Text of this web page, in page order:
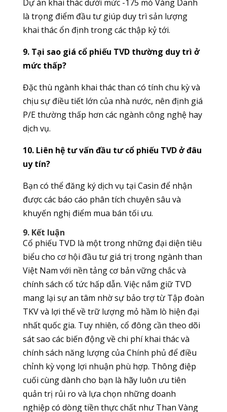
Dự án khai thác dưới mức -175 mỏ Vàng Danh
là trọng điểm đầu tư giúp duy trì sản lượng
khai thác ổn định trong các thập kỷ tới.
9. Tại sao giá cổ phiếu TVD thường duy trì ở
mức thấp?
Đặc thù ngành khai thác than có tính chu kỳ và
chịu sự điều tiết lớn của nhà nước, nên định giá
P/E thường thấp hơn các ngành công nghệ hay
dịch vụ.
10. Liên hệ tư vấn đầu tư cổ phiếu TVD ở đâu
uy tín?
Bạn có thể đăng ký dịch vụ tại Casin để nhận
được các báo cáo phân tích chuyên sâu và
khuyến nghị điểm mua bán tối ưu.
9. Kết luận
Cổ phiếu TVD là một trong những đại diện tiêu
biểu cho cơ hội đầu tư giá trị trong ngành than
Việt Nam với nền tảng cơ bản vững chắc và
chính sách cổ tức hấp dẫn. Việc nắm giữ TVD
mang lại sự an tâm nhờ sự bảo trợ từ Tập đoàn
TKV và lợi thế về trữ lượng mỏ hầm lò hiện đại
nhất quốc gia. Tuy nhiên, cổ đông cần theo dõi
sát sao các biến động về chi phí khai thác và
chính sách năng lượng của Chính phủ để điều
chỉnh kỳ vọng lợi nhuận phù hợp. Thông điệp
cuối cùng dành cho bạn là hãy luôn ưu tiên
quản trị rủi ro và lựa chọn những doanh
nghiệp có dòng tiền thực chất như Than Vàng